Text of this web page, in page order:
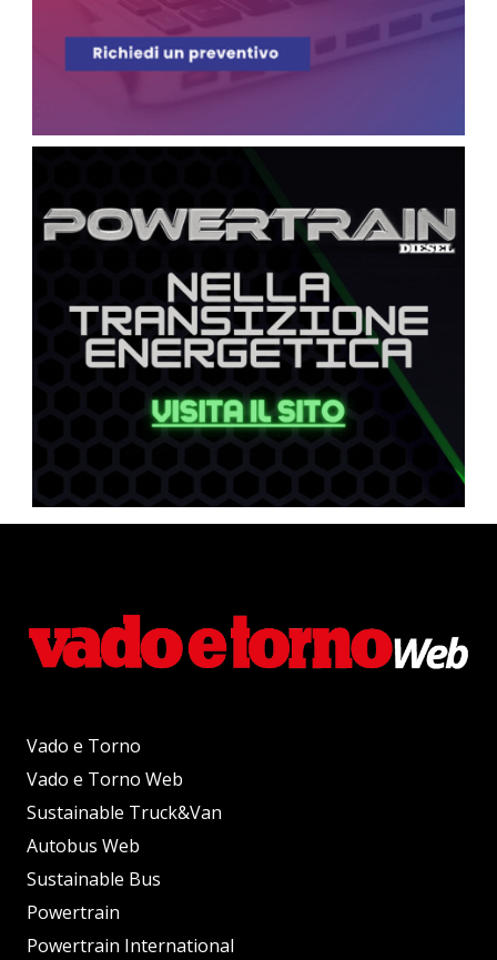
Vado e Torno
Vado e Torno Web
Sustainable Truck&Van
Autobus Web
Sustainable Bus
Powertrain
Powertrain International